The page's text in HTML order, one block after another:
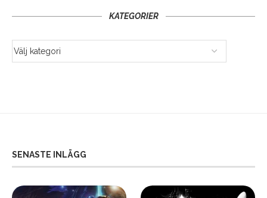
KATEGORIER
SENASTE INLÄGG